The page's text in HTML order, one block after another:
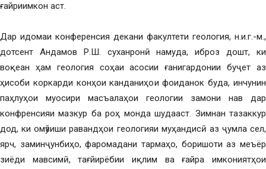
ғайриимкон аст.
Дар идомаи конференсия декани факултети геология, н.и.г.-м.,
дотсент Андамов Р.Ш. суханронӣ намуда, иброз дошт, ки
воқеан ҳам геология соҳаи асосии ғанигардонии буҷет аз
ҳисоби коркарди конҳои канданиҳои фоиданок буда, инчунин
паҳлуҳои муосири масъалаҳои геологии замони нав дар
конфренсияи мазкур ба роҳ монда шудааст. Зимнан тазаккур
дод, ки омӯзиши равандҳои геологияи муҳандисӣ аз ҷумла сел,
ярч, заминҷунбиҳо, фаромадани тармаҳо, боришоти аз меъёр
зиёди мавсимӣ, тағйирёбии иқлим ва ғайра имкониятҳои